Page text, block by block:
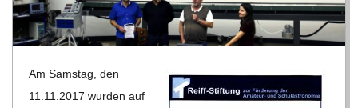
R
E
Am Sams­tag, den
11.11.2017 wur­den auf